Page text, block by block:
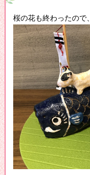
桜の花も終わったので